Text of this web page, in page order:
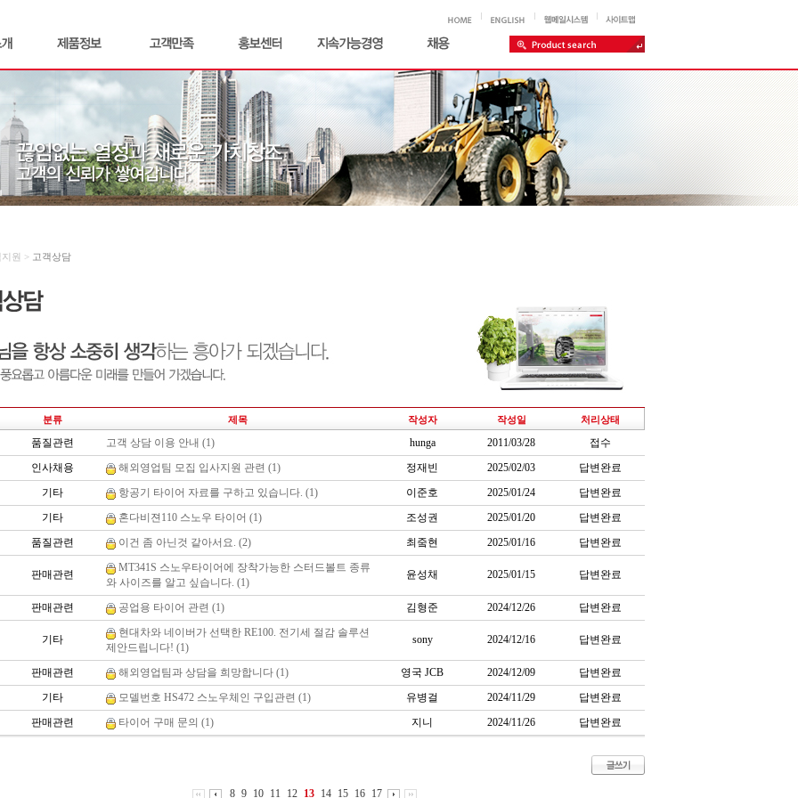
원 > 고객상담
분류 제목 작성자 작성일 처리상태
품질관련 고객 상담 이용 안내 (1) hunga 2011/03/28
접수
인사채용
해외영업팀 모집 입사지원 관련 (1) 정재빈 2025/02/03
답변완료
기타
항공기 타이어 자료를 구하고 있습니다. (1) 이준호 2025/01/24
답변완료
기타
혼다비젼110 스노우 타이어 (1) 조성권 2025/01/20
답변완료
품질관련
이건 좀 아닌것 같아서요. (2) 최줔현 2025/01/16 답변완료
판매관련
MT341S 스노우타이어에 장착가능한 스터드볼트 종류
와 사이즈를 알고 싶습니다. (1)
윤성채 2025/01/15 답변완료
판매관련 공업용 타이어 관련 (1) 김형준 2024/12/26 답변완료
기타
현대차와 네이버가 선택한 RE100. 전기세 절감 솔루션
제안드립니다! (1)
sony 2024/12/16 답변완료
판매관련 해외영업팀과 상담을 희망합니다 (1) 영국 JCB 2024/12/09
답변완료
기타
모델번호 HS472 스노우체인 구입관련 (1) 유병걸 2024/11/29
답변완료
판매관련
타이어 구매 문의 (1) 지니 2024/11/26 답변완료
8 9 10 11 12 13 14 15 16 17